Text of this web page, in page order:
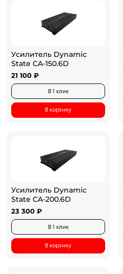
Усилитель Dynamic
State CA-150.6D
21 100 ₽
В 1 клик
В корзину
Усилитель Dynamic
State CA-200.6D
23 300 ₽
В 1 клик
В корзину